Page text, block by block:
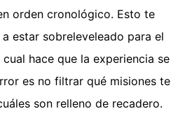
orden cronológico. Esto te
estar sobreleveleado para el
hace que la experiencia se
es no filtrar qué misiones te
son relleno de recadero.